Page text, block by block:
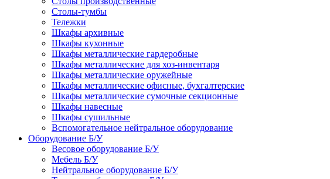
Столы-тумбы
Тележки
Шкафы архивные
Шкафы кухонные
Шкафы металлические гардеробные
Шкафы металлические для хоз-инвентаря
Шкафы металлические оружейные
Шкафы металлические офисные, бухгалтерские
Шкафы металлические сумочные секционные
Шкафы навесные
Шкафы сушильные
Вспомогательное нейтральное оборудование
Оборудование Б/У
Весовое оборудование Б/У
Мебель Б/У
Нейтральное оборудование Б/У